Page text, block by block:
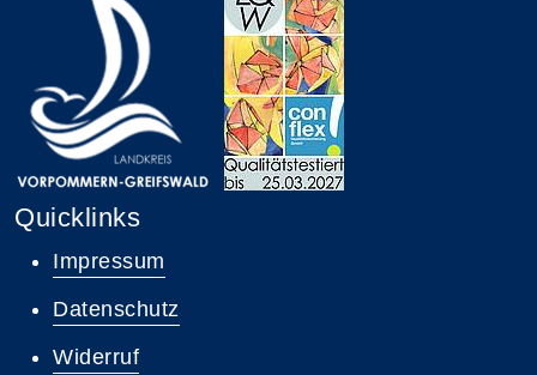
Quicklinks
Impressum
Datenschutz
Widerruf